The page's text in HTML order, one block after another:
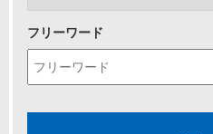
フリーワード